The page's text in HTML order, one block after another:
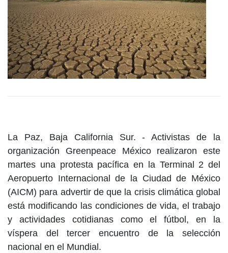
La Paz, Baja California Sur. - Activistas de la
organización Greenpeace México realizaron este
martes una protesta pacífica en la Terminal 2 del
Aeropuerto Internacional de la Ciudad de México
(AICM) para advertir de que la crisis climática global
está modificando las condiciones de vida, el trabajo
y actividades cotidianas como el fútbol, en la
víspera del tercer encuentro de la selección
nacional en el Mundial.